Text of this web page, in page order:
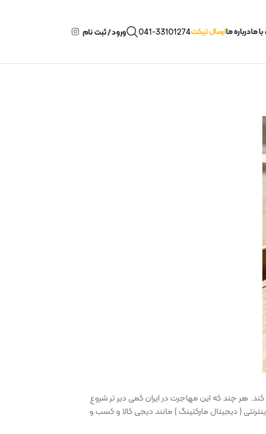
مادرباره ماارسال تیکت041-33101274 ورود / ثبت نام
هر چند که این مهاجرت در ایران کمی دیر تر شروع
( دیجیتال مارکتینگ ) مانند دیجی کالا و کسب و